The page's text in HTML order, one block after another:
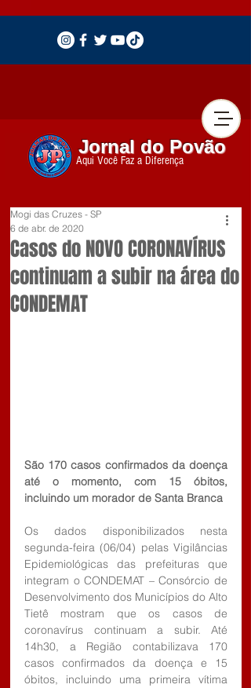
Jornal do Povão
Aqui Você Faz a Diferença
Casos do NOVO CORONAVÍRUS
continuam a subir na área do
CONDEMAT
Mogi das Cruzes - SP
6 de abr. de 2020
São 170 casos confirmados da doença
até o momento, com 15 óbitos,
incluindo um morador de Santa Branca
Os dados disponibilizados nesta
segunda-feira (06/04) pelas Vigilâncias
Epidemiológicas das prefeituras que
integram o CONDEMAT – Consórcio de
Desenvolvimento dos Municípios do Alto
Tietê mostram que os casos de
coronavírus continuam a subir. Até
14h30, a Região contabilizava 170
casos confirmados da doença e 15
óbitos, incluindo uma primeira vítima